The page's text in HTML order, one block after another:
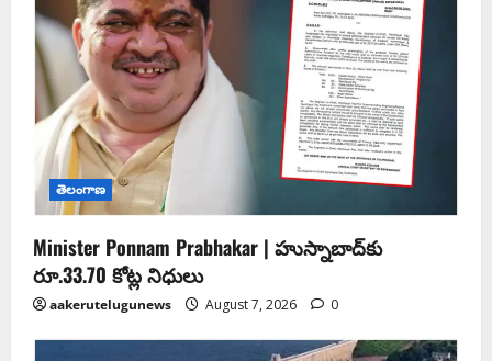
తెలంగాణ
Minister Ponnam Prabhakar | హుస్నాబాద్‌కు
రూ.33.70 కోట్ల నిధులు
aakerutelugunews August 7, 2026 0